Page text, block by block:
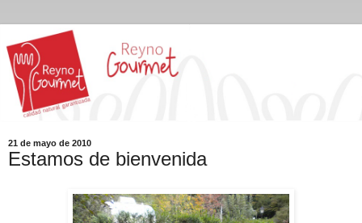
21 de mayo de 2010
Estamos de bienvenida